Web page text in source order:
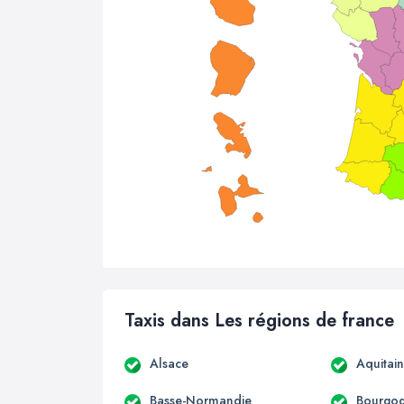
Taxis dans Les régions de france
Alsace
Basse-Normandie